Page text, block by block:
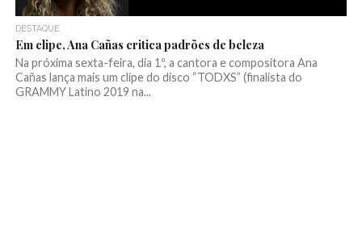
DESTAQUE
Em clipe, Ana Cañas critica padrões de beleza
Na próxima sexta-feira, dia 1º, a cantora e compositora Ana
Cañas lança mais um clipe do disco “TODXS” (finalista do
GRAMMY Latino 2019 na...